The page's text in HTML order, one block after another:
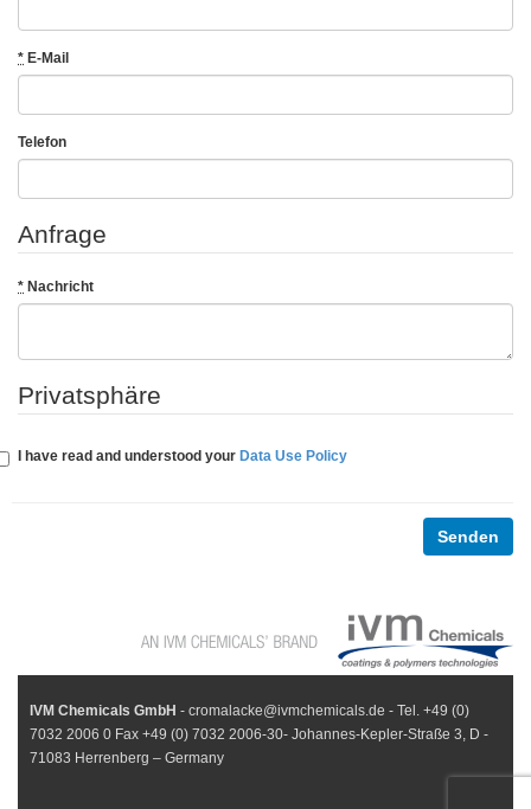
* E-Mail
Telefon
Anfrage
* Nachricht
Privatsphäre
I have read and understood your Data Use Policy
IVM Chemicals GmbH - cromalacke@ivmchemicals.de - Tel. +49 (0)
7032 2006 0 Fax +49 (0) 7032 2006-30- Johannes-Kepler-Straße 3, D -
71083 Herrenberg – Germany